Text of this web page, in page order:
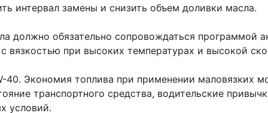
интервал замены и снизить объем доливки масла.
должно обязательно сопровождаться программой
вязкостью при высоких температурах и высокой
Экономия топлива при применении маловязких
транспортного средства, водительские
условий.